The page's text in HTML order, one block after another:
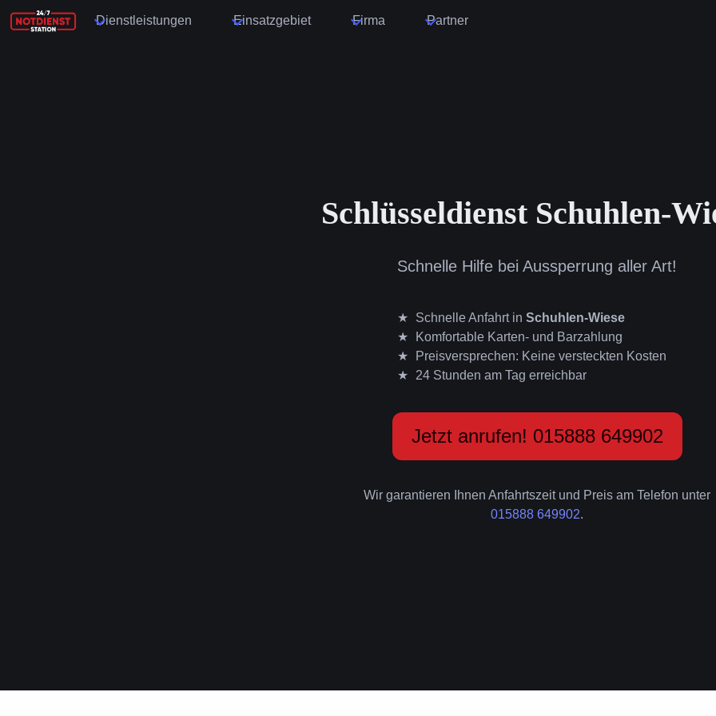
Dienstleistungen Einsatzgebiet Firma Partner
Schlüsseldienst Schuhlen-
Schnelle Hilfe bei Aussperrung aller Art!
Schnelle Anfahrt in Schuhlen-Wiese
Komfortable Karten- und Barzahlung
Preisversprechen: Keine versteckten Kosten
24 Stunden am Tag erreichbar
Jetzt anrufen! 015888 649902
Wir garantieren Ihnen Anfahrtszeit und Preis am Telefon unter
015888 649902.